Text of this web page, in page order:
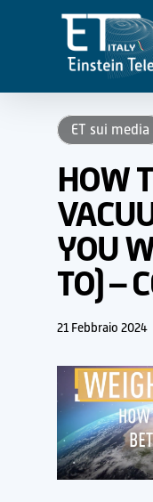
content
ET sui media
HOW
YOU
TO) –
21 Febbraio 2024